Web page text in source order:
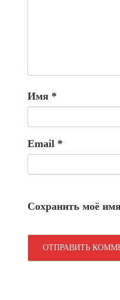
Имя *
Email *
Сохранить моё